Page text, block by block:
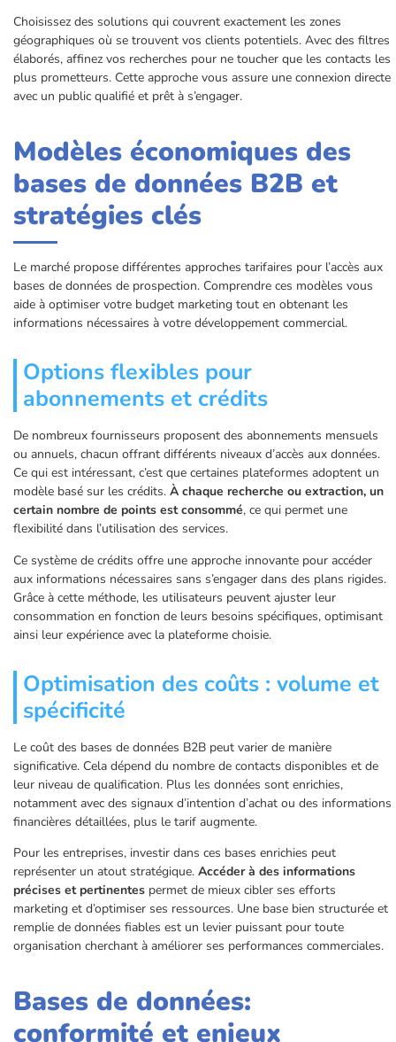
Choisissez des solutions qui couvrent exactement les zones
géographiques où se trouvent vos clients potentiels. Avec des filtres
élaborés, affinez vos recherches pour ne toucher que les contacts les
plus prometteurs. Cette approche vous assure une connexion directe
avec un public qualifié et prêt à s’engager.
Modèles économiques des
bases de données B2B et
stratégies clés
Le marché propose différentes approches tarifaires pour l’accès aux
bases de données de prospection. Comprendre ces modèles vous
aide à optimiser votre budget marketing tout en obtenant les
informations nécessaires à votre développement commercial.
Options flexibles pour
abonnements et crédits
De nombreux fournisseurs proposent des abonnements mensuels
ou annuels, chacun offrant différents niveaux d’accès aux données.
Ce qui est intéressant, c’est que certaines plateformes adoptent un
modèle basé sur les crédits. À chaque recherche ou extraction, un
certain nombre de points est consommé, ce qui permet une
flexibilité dans l’utilisation des services.
Ce système de crédits offre une approche innovante pour accéder
aux informations nécessaires sans s’engager dans des plans rigides.
Grâce à cette méthode, les utilisateurs peuvent ajuster leur
consommation en fonction de leurs besoins spécifiques, optimisant
ainsi leur expérience avec la plateforme choisie.
Optimisation des coûts : volume et
spécificité
Le coût des bases de données B2B peut varier de manière
significative. Cela dépend du nombre de contacts disponibles et de
leur niveau de qualification. Plus les données sont enrichies,
notamment avec des signaux d’intention d’achat ou des informations
financières détaillées, plus le tarif augmente.
Pour les entreprises, investir dans ces bases enrichies peut
représenter un atout stratégique. Accéder à des informations
précises et pertinentes permet de mieux cibler ses efforts
marketing et d’optimiser ses ressources. Une base bien structurée et
remplie de données fiables est un levier puissant pour toute
organisation cherchant à améliorer ses performances commerciales.
Bases de données:
conformité et enjeux